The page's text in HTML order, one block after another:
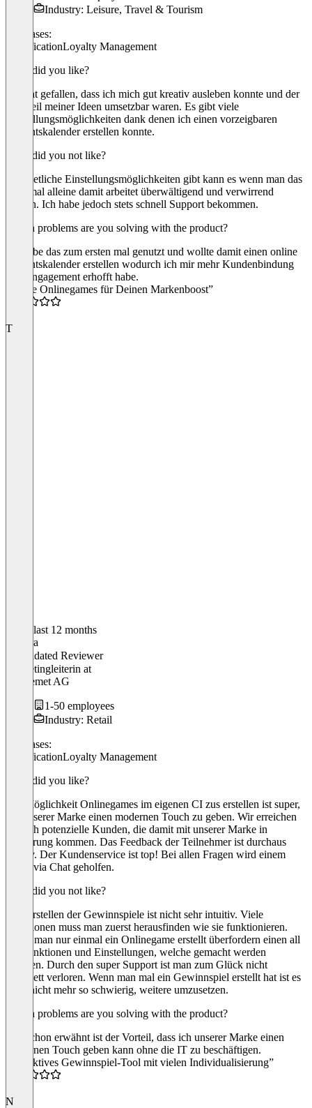
Industry: Leisure, Travel & Tourism
Use cases:
GamificationLoyalty Management
What did you like?
Mir hat gefallen, dass ich mich gut kreativ ausleben konnte und der
Großteil meiner Ideen umsetzbar waren. Es gibt viele
Einstellungsmöglichkeiten dank denen ich einen vorzeigbaren
Adventskalender erstellen konnte.
What did you not like?
Da es etliche Einstellungsmöglichkeiten gibt kann es wenn man das
erste mal alleine damit arbeitet überwältigend und verwirrend
wirken. Ich habe jedoch stets schnell Support bekommen.
Which problems are you solving with the product?
Ich habe das zum ersten mal genutzt und wollte damit einen online
Adventskalender erstellen wodurch ich mir mehr Kundenbindung
und Engagement erhofft habe.
“Coole Onlinegames für Deinen Markenboost”
T
In the last 12 months
Tamara
Validated Reviewer
Marketingleiterin at
Allchemet AG
1-50 employees
Industry: Retail
Use cases:
GamificationLoyalty Management
What did you like?
Die Möglichkeit Onlinegames im eigenen CI zus erstellen ist super,
um unserer Marke einen modernen Touch zu geben. Wir erreichen
so auch potenzielle Kunden, die damit mit unserer Marke in
Berührung kommen. Das Feedback der Teilnehmer ist durchaus
positiv. Der Kundenservice ist top! Bei allen Fragen wird einem
direkt via Chat geholfen.
What did you not like?
Das Erstellen der Gewinnspiele ist nicht sehr intuitiv. Viele
Funktionen muss man zuerst herausfinden wie sie funktionieren.
Wenn man nur einmal ein Onlinegame erstellt überfordern einen all
die Funktionen und Einstellungen, welche gemacht werden
könnten. Durch den super Support ist man zum Glück nicht
komplett verloren. Wenn man mal ein Gewinnspiel erstellt hat ist es
auch nicht mehr so schwierig, weitere umzusetzen.
Which problems are you solving with the product?
Wie schon erwähnt ist der Vorteil, dass ich unserer Marke einen
modernen Touch geben kann ohne die IT zu beschäftigen.
“Attraktives Gewinnspiel-Tool mit vielen Individualisierung”
N